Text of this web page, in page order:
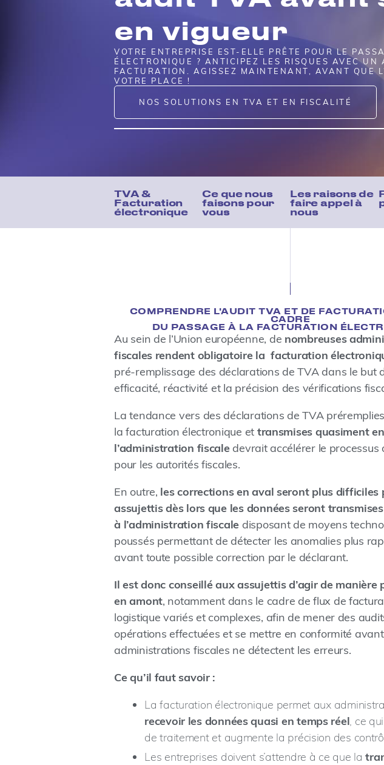
en vigueur
VOTRE ENTREPRISE EST-ELLE PRÊTE POUR LE
ÉLECTRONIQUE ? ANTICIPEZ LES RISQUES AVEC
FACTURATION. AGISSEZ MAINTENANT, AVANT QUE
VOTRE PLACE !
NOS SOLUTIONS EN TVA ET EN FISCALITÉ
TVA &
Facturation
électronique
Ce que nous
faisons pour
vous
Les raisons de
faire appel à
nous
COMPRENDRE L'AUDIT TVA ET DE
CADRE
DU PASSAGE À LA FACTURATION
Au sein de l’Union européenne, de nombreuses
fiscales rendent obligatoire la facturation
pré-remplissage des déclarations de TVA dans le but
efficacité, réactivité et la précision des vérifications
La tendance vers des déclarations de TVA
la facturation électronique et transmises quasiment
l’administration fiscaledevrait accélérer le processus
pour les autorités fiscales.
En outre, les corrections en aval seront plus difficiles
assujettis dès lors que les données seront
à l’administration fiscale disposant de moyens
poussés permettant de détecter les anomalies plus
avant toute possible correction par le déclarant.
Il est donc conseillé aux assujettis d’agir de manière
en amont, notamment dans le cadre de flux de
logistique variés et complexes, afin de mener des
opérations effectuées et se mettre en conformité
administrations fiscales ne détectent les erreurs.
Ce qu’il faut savoir :
La facturation électronique permet aux
recevoir les données quasi en temps réel, ce
de traitement et augmente la précision des
Les entreprises doivent s’attendre à ce que la